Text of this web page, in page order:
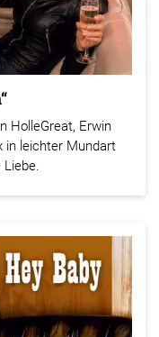
HolleGreat, Erwin
in leichter Mundart